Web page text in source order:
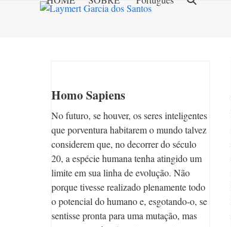
Homo Sapiens
No futuro, se houver, os seres inteligentes
que porventura habitarem o mundo talvez
considerem que, no decorrer do século
20, a espécie humana tenha atingido um
limite em sua linha de evolução. Não
porque tivesse realizado plenamente todo
o potencial do humano e, esgotando-o, se
sentisse pronta para uma mutação, mas